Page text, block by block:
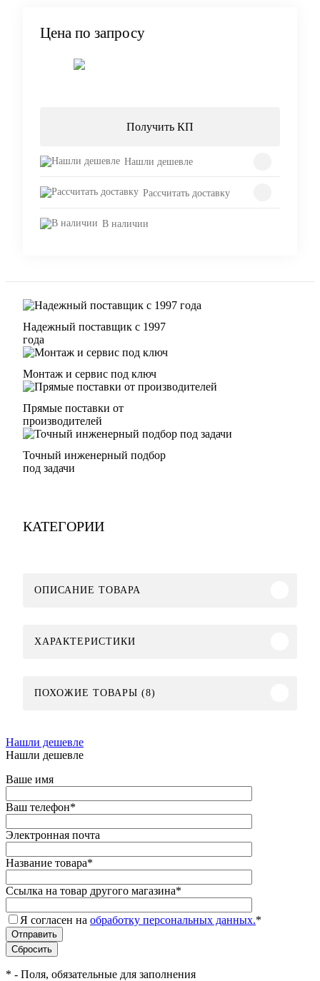
Цена по запросу
Получить КП
Нашли дешевле
Рассчитать доставку
В наличии
Надежный поставщик с 1997
года
Монтаж и сервис под ключ
Прямые поставки от
производителей
Точный инженерный подбор
под задачи
КАТЕГОРИИ
ОПИСАНИЕ ТОВАРА
ХАРАКТЕРИСТИКИ
ПОХОЖИЕ ТОВАРЫ (8)
Нашли дешевле
Нашли дешевле
Ваше имя
Ваш телефон*
Электронная почта
Название товара*
Ссылка на товар другого магазина*
Я согласен на обработку персональных данных.*
* - Поля, обязательные для заполнения